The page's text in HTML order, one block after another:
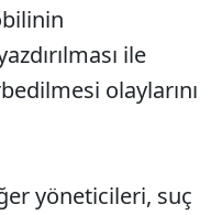
ile
olaylarını
yöneticileri, suç